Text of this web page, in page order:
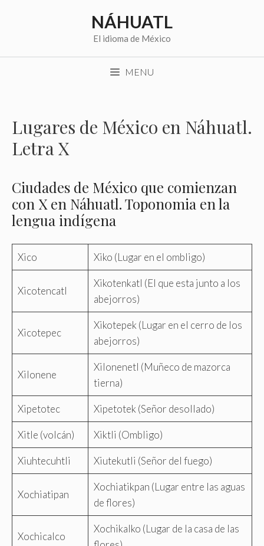
NÁHUATL
El idioma de México
MENU
Lugares de México en Náhuatl.
Letra X
Ciudades de México que comienzan
con X en Náhuatl. Toponomia en la
lengua indígena
Xico Xiko (Lugar en el ombligo)
Xicotencatl
Xikotenkatl (El que esta junto a los
abejorros)
Xicotepec
Xikotepek (Lugar en el cerro de los
abejorros)
Xilonene
Xilonenetl (Muñeco de mazorca
tierna)
Xipetotec Xipetotek (Señor desollado)
Xitle (volcán) Xiktli (Ombligo)
Xiuhtecuhtli Xiutekutli (Señor del fuego)
Xochiatipan
Xochiatikpan (Lugar entre las aguas
de flores)
Xochicalco
Xochikalko (Lugar de la casa de las